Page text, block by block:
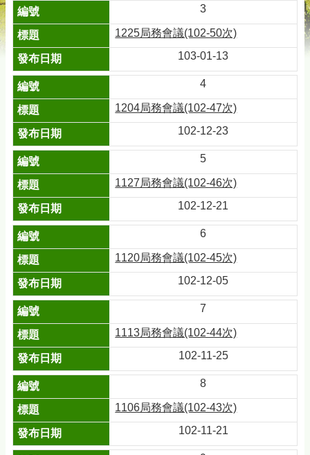
3
1225局務會議(102-50次)
103-01-13
4
1204局務會議(102-47次)
102-12-23
5
1127局務會議(102-46次)
102-12-21
6
1120局務會議(102-45次)
102-12-05
7
1113局務會議(102-44次)
102-11-25
8
1106局務會議(102-43次)
102-11-21